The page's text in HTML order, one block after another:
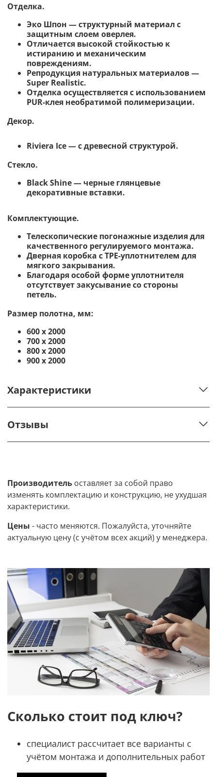
Отделка.
Эко Шпон — структурный материал с
защитным слоем оверлея.
Отличается высокой стойкостью к
истиранию и механическим
повреждениям.
Репродукция натуральных материалов —
Super Realistic.
Отделка осуществляется с использованием
PUR-клея необратимой полимеризации.
Декор.
Riviera Ice — с древесной структурой.
Стекло.
Black Shine — черные глянцевые
декоративные вставки.
Комплектующие.
Телескопические погонажные изделия для
качественного регулируемого монтажа.
Дверная коробка с TPE-уплотнителем для
мягкого закрывания.
Благодаря особой форме уплотнителя
отсутствует закусывание со стороны
петель.
Размер полотна, мм:
600 х 2000
700 х 2000
800 х 2000
900 х 2000
Характеристики
Отзывы
Производитель оставляет за собой право
изменять комплектацию и конструкцию, не ухудшая
характеристики.
Цены - часто меняются. Пожалуйста, уточняйте
актуальную цену (с учётом всех акций) у менеджера.
Сколько стоит под ключ?
специалист рассчитает все варианты с
учётом монтажа и дополнительных работ